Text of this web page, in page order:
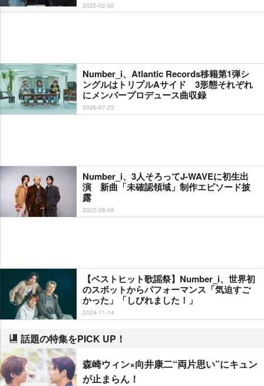
2025-02-02
Number_i、Atlantic Records移籍第1弾シ
ングルはトリプルAサイド 3形態それぞれ
にメンバープロデュース曲収録
2026-07-22
Number_i、3人そろってJ-WAVEに初生出
演 新曲「未確認領域」制作エピソード披
露
2025-08-08
【ベストヒット歌謡祭】Number_i、世界初
のスポットからパフォーマンス「気迫すご
かった」「しびれました！」
2024-11-14
話題の特集をPICK UP！
森崎ウィン×向井康二“両片思い”にキュン
が止まらん！